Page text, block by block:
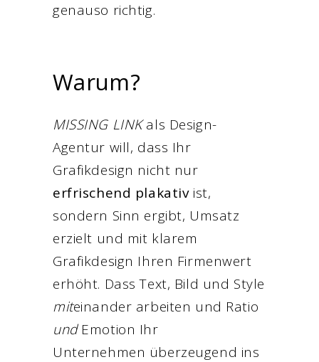
genauso richtig.
Warum?
MISSING LINKals Design-
Agentur will, dass Ihr
Grafikdesign nicht nur
erfrischend plakativist,
sondern Sinn ergibt, Umsatz
erzielt und mit klarem
Grafikdesign Ihren Firmenwert
erhöht. Dass Text, Bild und Style
miteinander arbeiten und Ratio
undEmotion Ihr
Unternehmen überzeugend ins